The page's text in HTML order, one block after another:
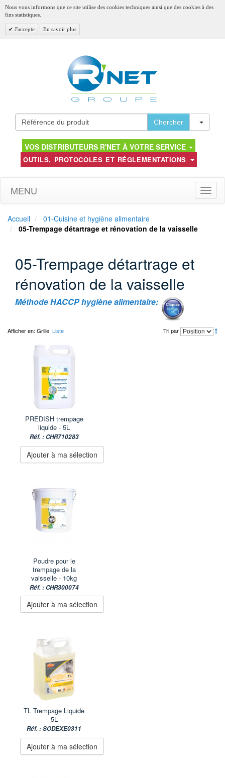
Nous vous informons que ce site utilise des cookies techniques ainsi que des cookies à des
fins statistiques.
J'accepte En savoir plus
Chercher
VOS DISTRIBUTEURS R'NET À VOTRE SERVICE
OUTILS, PROTOCOLES ET RÉGLEMENTATIONS
Toggle
MENU
Accueil
01-Cuisine et hygiène alimentaire
05-Trempage détartrage et rénovation de la vaisselle
05-Trempage détartrage et
rénovation de la vaisselle
Méthode HACCP hygiène alimentaire:
Afficher en: Grille Liste Tri par
PREDISH trempage
liquide - 5L
Réf. : CHR710283
Ajouter à ma sélection
Poudre pour le
trempage de la
vaisselle - 10kg
Réf. : CHR300074
Ajouter à ma sélection
TL Trempage Liquide
5L
Réf. : SODEXE0311
Ajouter à ma sélection